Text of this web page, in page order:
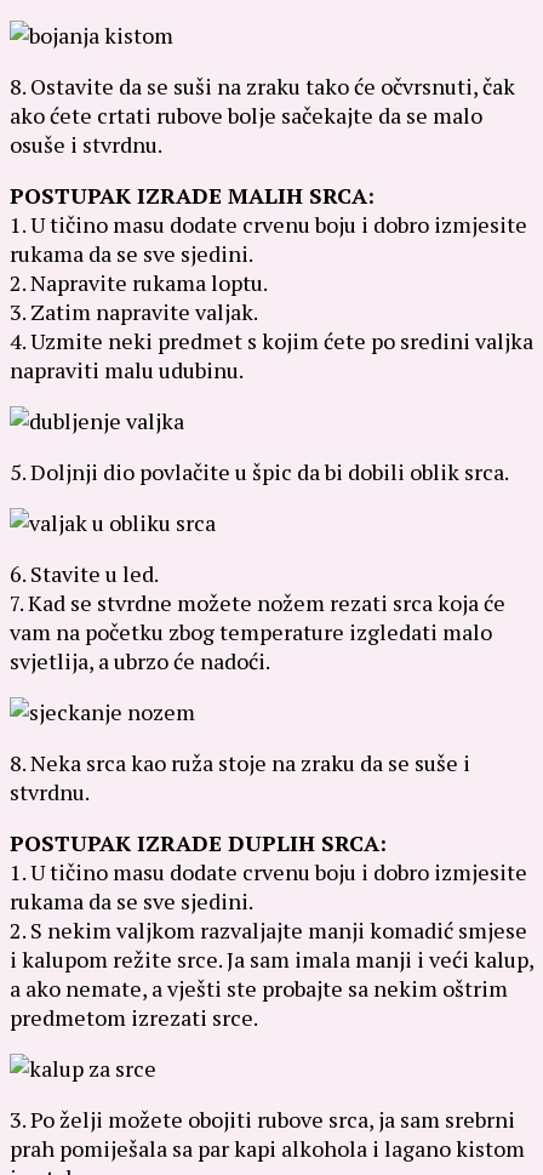
8. Ostavite da se suši na zraku tako će očvrsnuti, čak
ako ćete crtati rubove bolje sačekajte da se malo
osuše i stvrdnu.
POSTUPAK IZRADE MALIH SRCA:
1. U tičino masu dodate crvenu boju i dobro izmjesite
rukama da se sve sjedini.
2. Napravite rukama loptu.
3. Zatim napravite valjak.
4. Uzmite neki predmet s kojim ćete po sredini valjka
napraviti malu udubinu.
5. Doljnji dio povlačite u špic da bi dobili oblik srca.
6. Stavite u led.
7. Kad se stvrdne možete nožem rezati srca koja će
vam na početku zbog temperature izgledati malo
svjetlija, a ubrzo će nadoći.
8. Neka srca kao ruža stoje na zraku da se suše i
stvrdnu.
POSTUPAK IZRADE DUPLIH SRCA:
1. U tičino masu dodate crvenu boju i dobro izmjesite
rukama da se sve sjedini.
2. S nekim valjkom razvaljajte manji komadić smjese
i kalupom režite srce. Ja sam imala manji i veći kalup,
a ako nemate, a vješti ste probajte sa nekim oštrim
predmetom izrezati srce.
3. Po želji možete obojiti rubove srca, ja sam srebrni
prah pomiješala sa par kapi alkohola i lagano kistom